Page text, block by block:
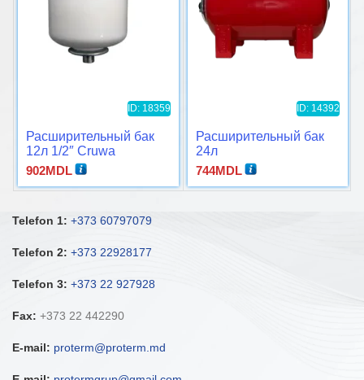
ID: 18359
Расширительный бак
12л 1/2″ Cruwa
902MDL
ID: 14392
Расширительный бак
24л
744MDL
Telefon 1: +373 60797079
Telefon 2: +373 22928177
Telefon 3: +373 22 927928
Fax: +373 22 442290
E-mail: proterm@proterm.md